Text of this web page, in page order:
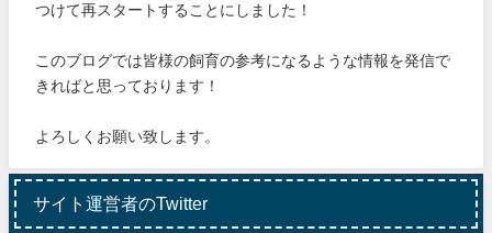
つけて再スタートすることにしました！
このブログでは皆様の飼育の参考になるような情報を発信で
きればと思っております！
よろしくお願い致します。
サイト運営者のTwitter